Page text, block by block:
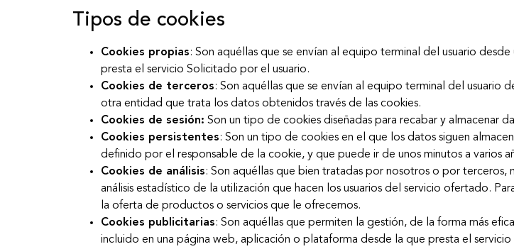
Tipos de cookies
Cookies propias: Son aquéllas que se envían al equipo terminal del usuario
presta el servicio Solicitado por el usuario.
Cookies de terceros: Son aquéllas que se envían al equipo terminal del
otra entidad que trata los datos obtenidos través de las cookies.
Cookies de sesión: Son un tipo de cookies diseñadas para recabar y almacenar
Cookies persistentes: Son un tipo de cookies en el que los datos siguen
definido por el responsable de la cookie, y que puede ir de unos minutos a varios
Cookies de análisis: Son aquéllas que bien tratadas por nosotros o por terceros,
análisis estadístico de la utilización que hacen los usuarios del servicio ofertado.
la oferta de productos o servicios que le ofrecemos.
Cookies publicitarias: Son aquéllas que permiten la gestión, de la forma más
incluido en una página web, aplicación o plataforma desde la que presta el